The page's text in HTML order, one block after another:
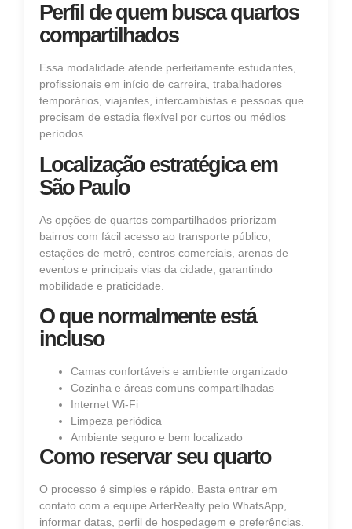
Perfil de quem busca quartos
compartilhados
Essa modalidade atende perfeitamente estudantes,
profissionais em início de carreira, trabalhadores
temporários, viajantes, intercambistas e pessoas que
precisam de estadia flexível por curtos ou médios
períodos.
Localização estratégica em
São Paulo
As opções de quartos compartilhados priorizam
bairros com fácil acesso ao transporte público,
estações de metrô, centros comerciais, arenas de
eventos e principais vias da cidade, garantindo
mobilidade e praticidade.
O que normalmente está
incluso
Camas confortáveis e ambiente organizado
Cozinha e áreas comuns compartilhadas
Internet Wi‑Fi
Limpeza periódica
Ambiente seguro e bem localizado
Como reservar seu quarto
O processo é simples e rápido. Basta entrar em
contato com a equipe ArterRealty pelo WhatsApp,
informar datas, perfil de hospedagem e preferências.